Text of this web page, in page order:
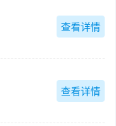
查看详情
查看详情